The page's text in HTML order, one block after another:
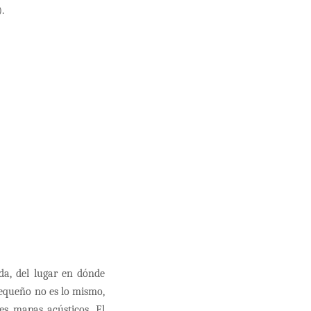
del lugar en dónde
no es lo mismo,